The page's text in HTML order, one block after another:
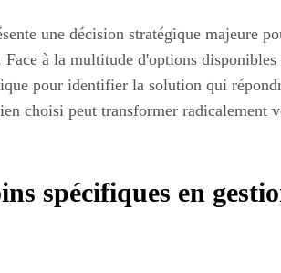
une décision stratégique majeure
à la multitude d'options
pour identifier la solution qui
choisi peut transformer radicalement
spécifiques en